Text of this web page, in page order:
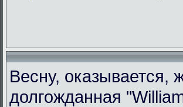
Весну, оказывается,
долгожданная